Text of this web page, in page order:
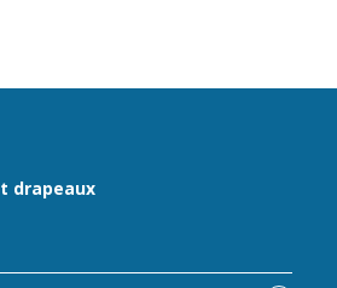
drapeaux